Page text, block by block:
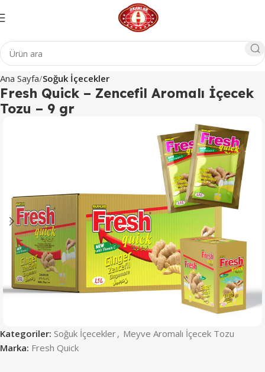
Ana Sayfa Soğuk İçecekler
Fresh Quick – Zencefil Aromalı İçecek
Tozu – 9 gr
Kategoriler: Soğuk İçecekler, Meyve Aromalı İçecek Tozu
Marka: Fresh Quick